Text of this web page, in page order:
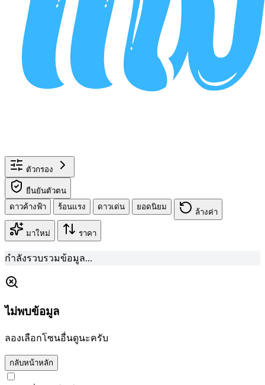
ตัวกรอง
ยืนยันตัวตน
ดาวค้างฟ้า
ร้อนแรง ดาวเด่น ยอดนิยม
ล้างค่า
มาใหม่ ราคา
กำลังรวบรวมข้อมูล...
ไม่พบข้อมูล
ลองเลือกโซนอื่นดูนะครับ
กลับหน้าหลัก